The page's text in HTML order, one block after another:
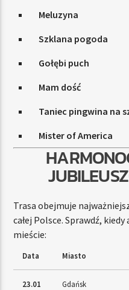
Meluzyna
Szklana pogoda
Gołębi puch
Mam dość
Taniec pingwina na
Mister of America
Trasa obejmuje
całej Polsce. Sprawdź,
mieście:
Data Miasto
23.01 Gdańsk